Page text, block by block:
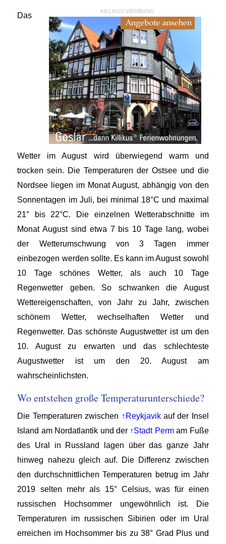
KILLIKUS WERBUNG
Das
Wetter im August wird überwiegend warm und
trocken sein. Die Temperaturen der Ostsee und die
Nordsee liegen im Monat August, abhängig von den
Sonnentagen im Juli, bei minimal 18°C und maximal
21° bis 22°C. Die einzelnen Wetterabschnitte im
Monat August sind etwa 7 bis 10 Tage lang, wobei
der Wetterumschwung von 3 Tagen immer
einbezogen werden sollte. Es kann im August sowohl
10 Tage schönes Wetter, als auch 10 Tage
Regenwetter geben. So schwanken die August
Wettereigenschaften, von Jahr zu Jahr, zwischen
schönem Wetter, wechselhaften Wetter und
Regenwetter. Das schönste Augustwetter ist um den
10. August zu erwarten und das schlechteste
Augustwetter ist um den 20. August am
wahrscheinlichsten.
Wo entstehen große Temperaturunterschiede?
Die Temperaturen zwischen ↑Reykjavikauf der Insel
Island am Nordatlantik und der ↑Stadt Permam Fuße
des Ural in Russland lagen über das ganze Jahr
hinweg nahezu gleich auf. Die Differenz zwischen
den durchschnittlichen Temperaturen betrug im Jahr
2019 selten mehr als 15° Celsius, was für einen
russischen Hochsommer ungewöhnlich ist. Die
Temperaturen im russischen Sibirien oder im Ural
erreichen im Hochsommer bis zu 38° Grad Plus und